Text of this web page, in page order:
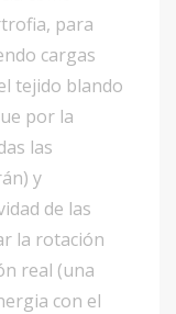
para
cargas
tejido blando
por la
las
y
de las
la rotación
real (una
con el